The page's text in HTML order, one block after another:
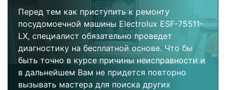
Перед тем как приступить к ремонту
посудомоечной машины Electrolux ESF-75511-
LX, специалист обязательно проведет
диагностику на бесплатной основе. Что бы
быть точно в курсе причины неисправности и
в дальнейшем Вам не придется повторно
вызывать мастера для поиска других